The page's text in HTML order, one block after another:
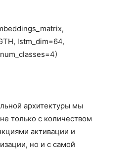
lstm_dim=64,
архитектуры мы
только с количеством
активации и
но и с самой